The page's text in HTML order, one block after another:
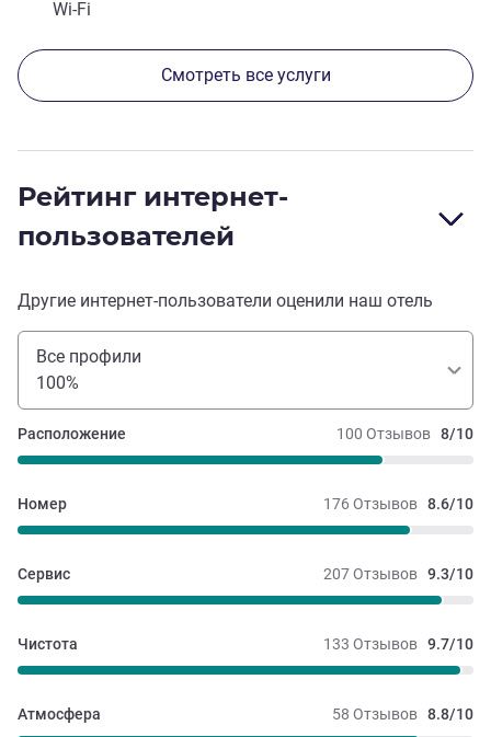
Wi-Fi
Смотреть все услуги
Рейтинг интернет-
пользователей
Другие интернет-пользователи оценили наш отель
Все профили
100%
100 Отзывов 8/10
Расположение
176 Отзывов 8.6/10
Номер
207 Отзывов 9.3/10
Сервис
133 Отзывов 9.7/10
Чистота
58 Отзывов 8.8/10
Атмосфера